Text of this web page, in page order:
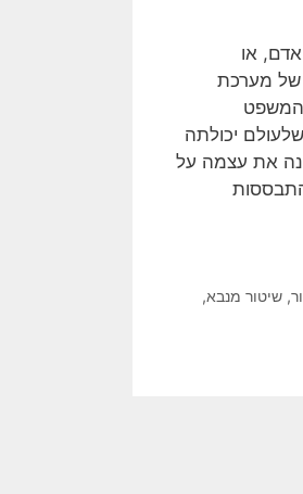
או
של מערכת
המשפט
יכולתה
את עצמה על
, שיטור מנבא,